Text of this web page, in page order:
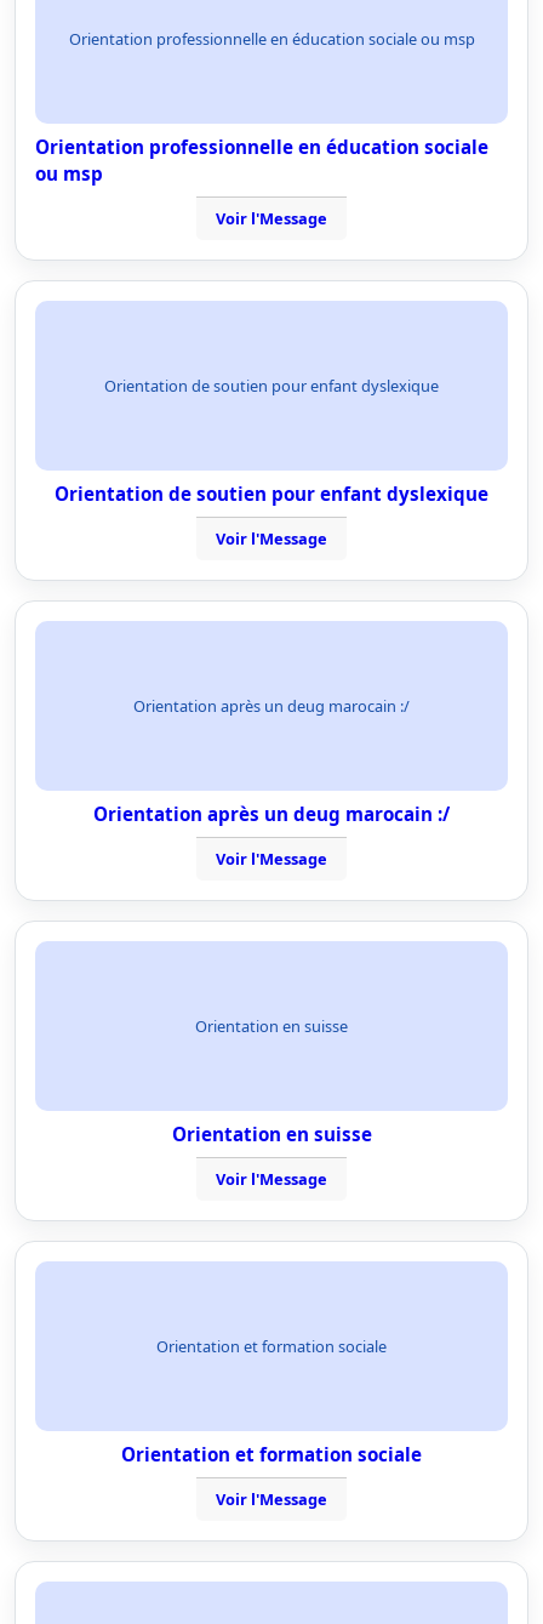
Orientation professionnelle en éducation sociale ou msp
Orientation professionnelle en éducation sociale
ou msp
Voir l'Message
Orientation de soutien pour enfant dyslexique
Orientation de soutien pour enfant dyslexique
Voir l'Message
Orientation après un deug marocain :/
Orientation après un deug marocain :/
Voir l'Message
Orientation en suisse
Orientation en suisse
Voir l'Message
Orientation et formation sociale
Orientation et formation sociale
Voir l'Message